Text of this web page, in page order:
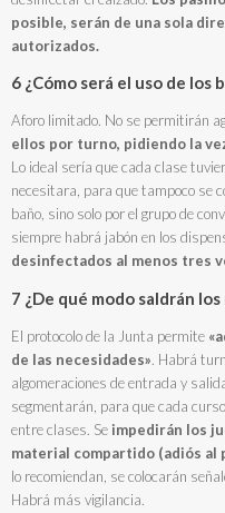
posible, serán de una sola
autorizados.
6 ¿Cómo será el uso de los
Aforo limitado. No se permitirán
ellos por turno, pidiendo la
Lo ideal sería que cada clase
necesitara, para que tampoco se
baño, sino solo por el grupo de
siempre habrá jabón en los
desinfectados al menos tres
7 ¿De qué modo saldrán
El protocolo de la Junta permite
de las necesidades». Habrá
algomeraciones de entrada y
segmentarán, para que cada
entre clases. Se impedirán los
material compartido (adiós
lo recomiendan, se colocarán
Habrá más vigilancia.